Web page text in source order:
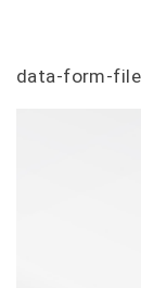
data-form-